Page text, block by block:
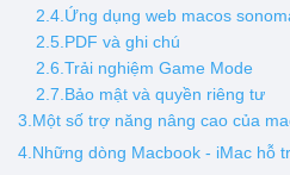
2.4.Ứng dụng web macos
2.5.PDF và ghi chú
2.6.Trải nghiệm Game Mode
2.7.Bảo mật và quyền riêng tư
3.Một số trợ năng nâng cao của
4.Những dòng Macbook - iMac hỗ